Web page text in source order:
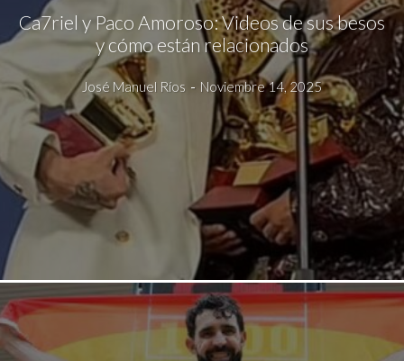
Ca7riel y Paco Amoroso: Videos de sus besos
y cómo están relacionados
José Manuel Ríos - Noviembre 14, 2025